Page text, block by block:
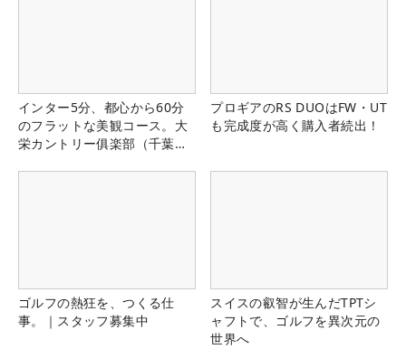
インター5分、都心から60分
のフラットな美観コース。大
栄カントリー俱楽部（千葉
プロギアのRS DUOはFW・UT
も完成度が高く購入者続出！
ゴルフの熱狂を、つくる仕
事。｜スタッフ募集中
スイスの叡智が生んだTPTシ
ャフトで、ゴルフを異次元の
世界へ